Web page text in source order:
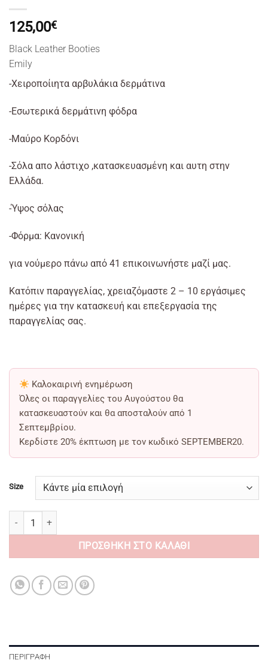
125,00€
Black Leather Booties
Emily
-Χειροποίιητα αρβυλάκια δερμάτινα
-Εσωτερικά δερμάτινη φόδρα
-Μαύρο Κορδόνι
-Σόλα απο λάστιχο ,κατασκευασμένη και αυτη στην
Ελλάδα.
-Ύψος σόλας
-Φόρμα: Κανονική
για νούμερο πάνω από 41 επικοινωνήστε μαζί μας.
Κατόπιν παραγγελίας, χρειαζόμαστε 2 – 10 εργάσιμες
ημέρες για την κατασκευή και επεξεργασία της
παραγγελίας σας.
Καλοκαιρινή ενημέρωση
Όλες οι παραγγελίες του Αυγούστου θα
κατασκευαστούν και θα αποσταλούν από 1
Σεπτεμβρίου.
Κερδίστε 20% έκπτωση με τον κωδικό SEPTEMBER20.
Size
Black Leather Booties / boots ποσότητα
ΠΡΟΣΘΉΚΗ ΣΤΟ ΚΑΛΆΘΙ
ΠΕΡΙΓΡΑΦΉ